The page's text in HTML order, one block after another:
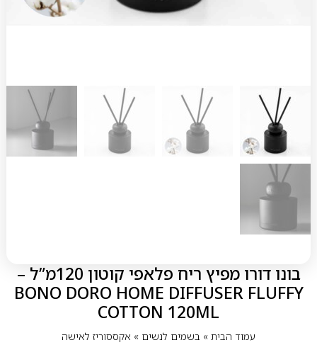
בונו דורו מפיץ ריח פלאפי קוטון 120מ”ל –
BONO DORO HOME DIFFUSER FLUFFY
COTTON 120ML
עמוד הבית» בשמים לנשים» אקססוריז לאישה